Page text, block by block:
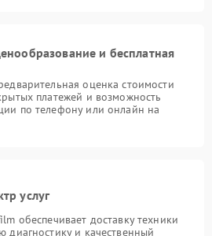
и бесплатная
оценка стоимости
платежей и возможность
по телефону или онлайн на
услуг
обеспечивает доставку техники
диагностику и качественный